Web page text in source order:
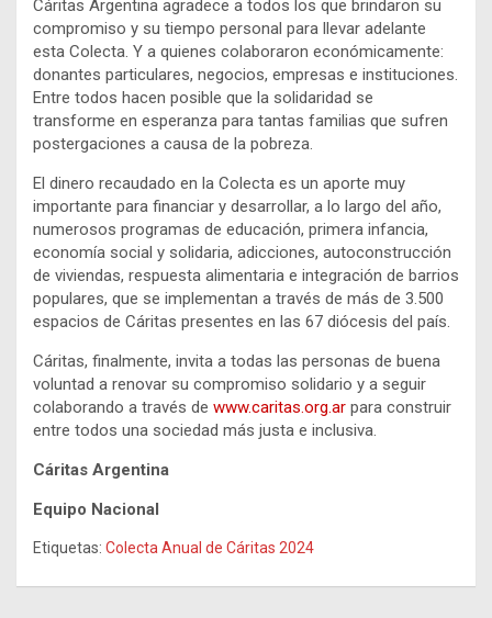
Cáritas Argentina agradece a todos los que brindaron su
compromiso y su tiempo personal para llevar adelante
esta Colecta. Y a quienes colaboraron económicamente:
donantes particulares, negocios, empresas e instituciones.
Entre todos hacen posible que la solidaridad se
transforme en esperanza para tantas familias que sufren
postergaciones a causa de la pobreza.
El dinero recaudado en la Colecta es un aporte muy
importante para financiar y desarrollar, a lo largo del año,
numerosos programas de educación, primera infancia,
economía social y solidaria, adicciones, autoconstrucción
de viviendas, respuesta alimentaria e integración de barrios
populares, que se implementan a través de más de 3.500
espacios de Cáritas presentes en las 67 diócesis del país.
Cáritas, finalmente, invita a todas las personas de buena
voluntad a renovar su compromiso solidario y a seguir
colaborando a través de www.caritas.org.ar para construir
entre todos una sociedad más justa e inclusiva.
Cáritas Argentina
Equipo Nacional
Etiquetas: Colecta Anual de Cáritas 2024